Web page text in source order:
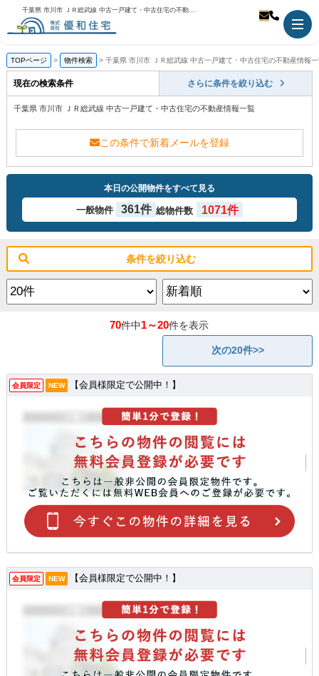
千葉県 市川市 ＪＲ総武線 中古一戸建て・中古住宅の不動産情報一覧｜市川市の不動産のことなら優和住宅
TOPページ 物件検索 千葉県 市川市 ＪＲ総武線 中古一戸建て・中古住宅の不動産情報
現在の検索条件 さらに条件を絞り込む
千葉県 市川市 ＪＲ総武線 中古一戸建て・中古住宅の不動産情報一覧
この条件で新着メールを登録
本日の公開物件をすべて見る
一般物件 361件 総物件数 1071件
条件を絞り込む
70件中1～20件を表示
次の20件>>
会員限定 NEW 【会員様限定で公開中！】
会員限定 NEW 【会員様限定で公開中！】